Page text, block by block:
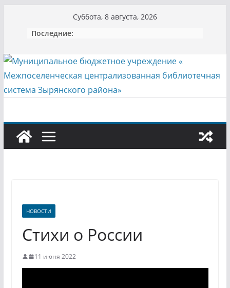
содержимому
Суббота, 8 августа, 2026
Последние:
НОВОСТИ
Стихи о России
11 июня 2022